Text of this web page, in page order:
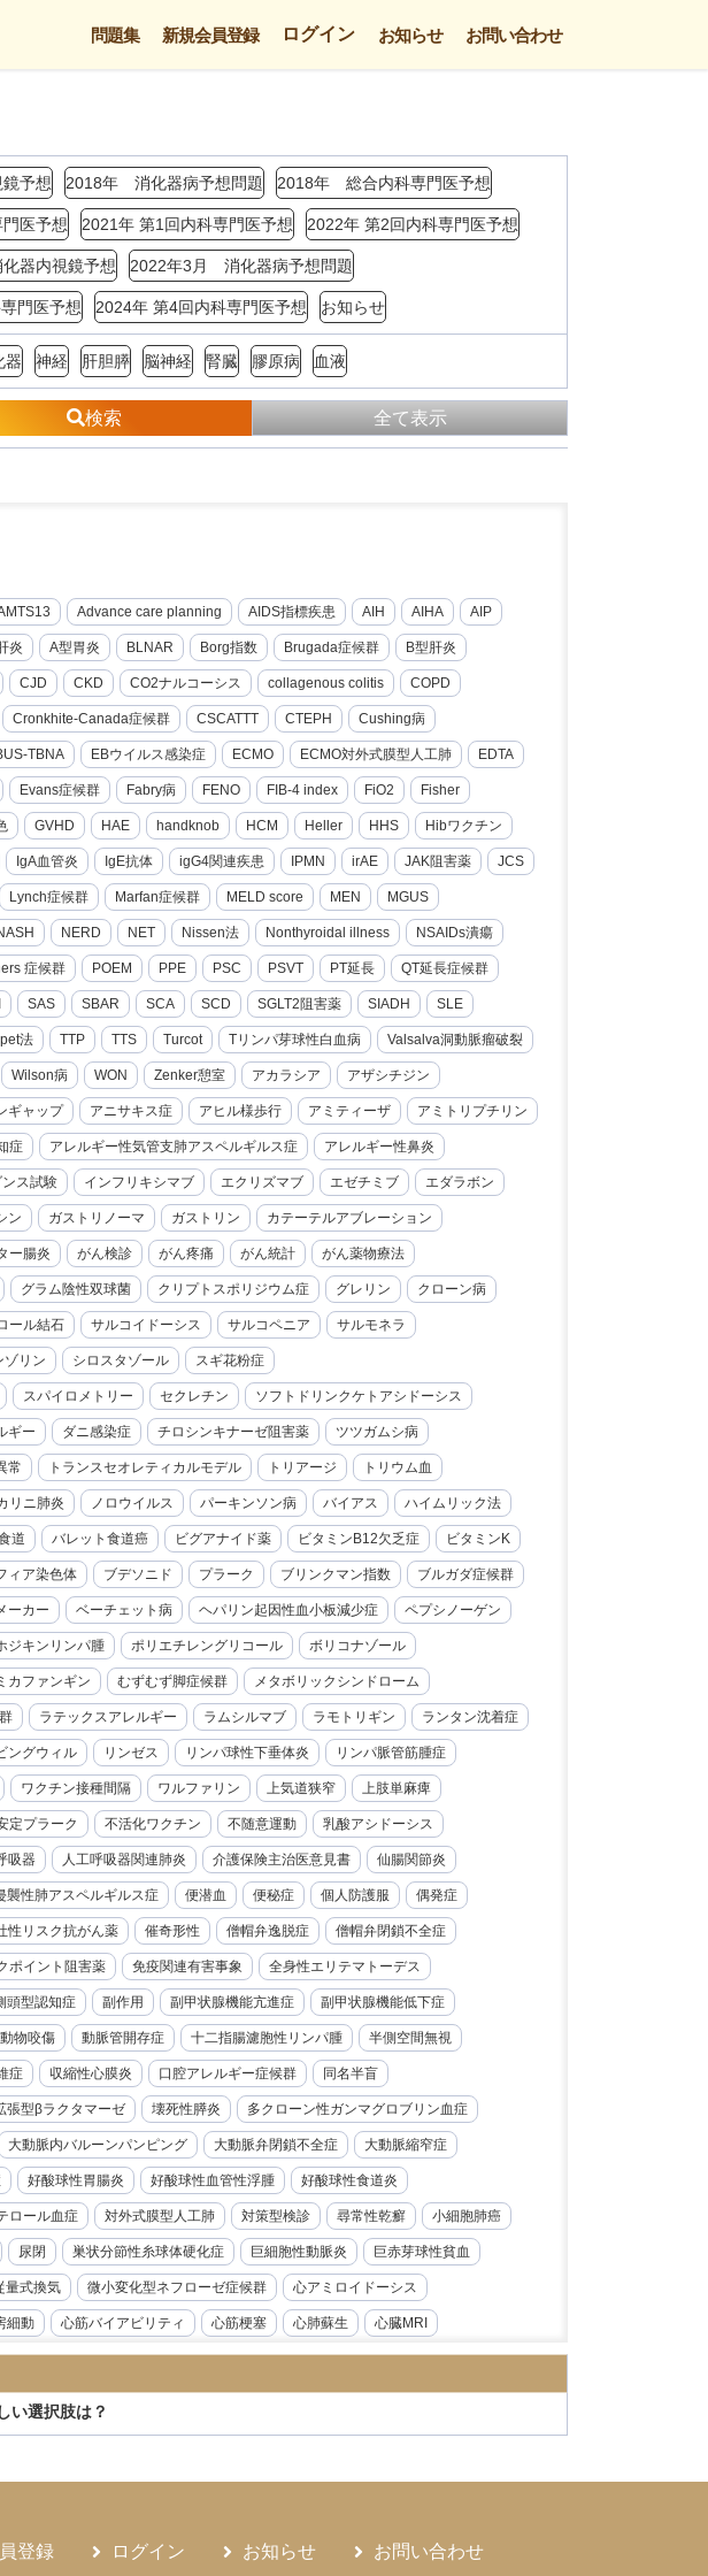
問題集 新規会員登録 ログイン お知らせ お問い合わせ
予想 2018年 消化器病予想問題 2018年 総合内科専門医予想
医予想 2021年 第1回内科専門医予想 2022年 第2回内科専門医予想
器内視鏡予想 2022年3月 消化器病予想問題
門医予想 2024年 第4回内科専門医予想 お知らせ
器 神経 肝胆膵 脳神経 腎臓 膠原病 血液
検索 全て表示
Advance care planning AIDS指標疾患 AIH AIHA AIP
炎 A型胃炎 BLNAR Borg指数 Brugada症候群 B型肝炎
CJD CKD CO2ナルコーシス collagenous colitis COPD
Cronkhite-Canada症候群 CSCATTT CTEPH Cushing病
TBNA EBウイルス感染症 ECMO ECMO対外式膜型人工肺 EDTA
Evans症候群 Fabry病 FENO FIB-4 index FiO2 Fisher
GVHD HAE handknob HCM Heller HHS Hibワクチン
IgA血管炎 IgE抗体 igG4関連疾患 IPMN irAE JAK阻害薬 JCS
Lynch症候群 Marfan症候群 MELD score MEN MGUS
NERD NET Nissen法 Nonthyroidal illness NSAIDs潰瘍
症候群 POEM PPE PSC PSVT PT延長 QT延長症候群
SAS SBAR SCA SCD SGLT2阻害薬 SIADH SLE
法 TTP TTS Turcot Tリンパ芽球性白血病 Valsalva洞動脈瘤破裂
Wilson病 WON Zenker憩室 アカラシア アザシチジン
ギャップ アニサキス症 アヒル様歩行 アミティーザ アミトリプチリン
症 アレルギー性気管支肺アスペルギルス症 アレルギー性鼻炎
ス試験 インフリキシマブ エクリズマブ エゼチミブ エダラボン
ン ガストリノーマ ガストリン カテーテルアブレーション
ー腸炎 がん検診 がん疼痛 がん統計 がん薬物療法
グラム陰性双球菌 クリプトスポリジウム症 グレリン クローン病
ール結石 サルコイドーシス サルコペニア サルモネラ
ゾリン シロスタゾール スギ花粉症
スパイロメトリー セクレチン ソフトドリンクケトアシドーシス
ギー ダニ感染症 チロシンキナーゼ阻害薬 ツツガムシ病
常 トランスセオレティカルモデル トリアージ トリウム血
リニ肺炎 ノロウイルス パーキンソン病 バイアス ハイムリック法
道 バレット食道癌 ビグアナイド薬 ビタミンB12欠乏症 ビタミンK
ィア染色体 ブデソニド プラーク ブリンクマン指数 ブルガダ症候群
ーカー ベーチェット病 ヘパリン起因性血小板減少症 ペプシノーゲン
ジキンリンパ腫 ポリエチレングリコール ボリコナゾール
カファンギン むずむず脚症候群 メタボリックシンドローム
ラテックスアレルギー ラムシルマブ ラモトリギン ランタン沈着症
ングウィル リンゼス リンパ球性下垂体炎 リンパ脈管筋腫症
ワクチン接種間隔 ワルファリン 上気道狭窄 上肢単麻痺
定プラーク 不活化ワクチン 不随意運動 乳酸アシドーシス
吸器 人工呼吸器関連肺炎 介護保険主治医意見書 仙腸関節炎
襲性肺アスペルギルス症 便潜血 便秘症 個人防護服 偶発症
性リスク抗がん薬 催奇形性 僧帽弁逸脱症 僧帽弁閉鎖不全症
ポイント阻害薬 免疫関連有害事象 全身性エリテマトーデス
頭型認知症 副作用 副甲状腺機能亢進症 副甲状腺機能低下症
動物咬傷 動脈管開存症 十二指腸濾胞性リンパ腫 半側空間無視
症 収縮性心膜炎 口腔アレルギー症候群​​ 同名半盲
張型βラクタマーゼ 壊死性膵炎 多クローン性ガンマグロブリン血症
大動脈内バルーンパンピング 大動脈弁閉鎖不全症 大動脈縮窄症
好酸球性胃腸炎 好酸球性血管性浮腫 好酸球性食道炎
ロール血症 対外式膜型人工肺 対策型検診 尋常性乾癬 小細胞肺癌
尿閉 巣状分節性糸球体硬化症 巨細胞性動脈炎 巨赤芽球性貧血
量式換気 微小変化型ネフローゼ症候群 心アミロイドーシス
細動 心筋バイアビリティ 心筋梗塞 心肺蘇生 心臓MRI
閉塞症 急性前立腺炎 急性前骨髄性白血病 急性大動脈解離
急性胆管炎 急性腎盂腎炎 急性腎障害 急性膵炎 急性虫垂炎
い選択肢は？
登録 ログイン お知らせ お問い合わせ